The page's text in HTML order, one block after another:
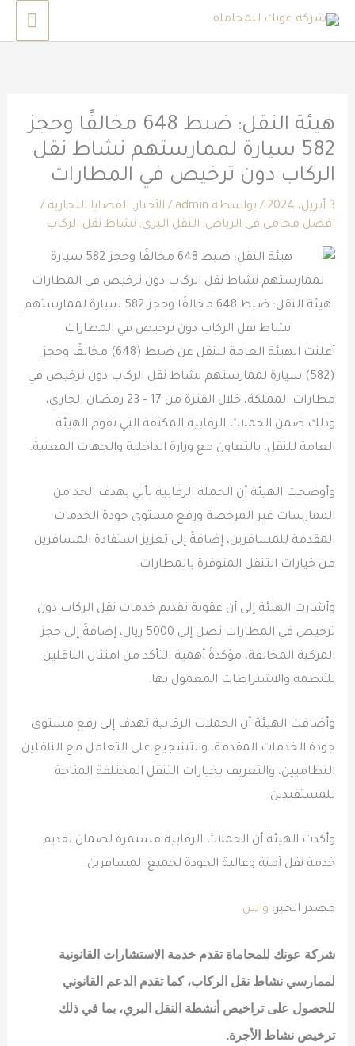
تخطي
هيئة النقل: ضبط 648 مخالفًا وحجز
582 سيارة لممارستهم نشاط نقل
الركاب دون ترخيص في المطارات
3 أبريل، 2024 / بواسطة admin
/ الأخبار, القضايا التجارية /
افضل محامي في الرياض, النقل البري, نشاط نقل الركاب
هيئة النقل: ضبط 648 مخالفًا وحجز 582 سيارة لممارستهم
نشاط نقل الركاب دون ترخيص في المطارات
أعلنت الهيئة العامة للنقل عن ضبط (648) مخالفًا وحجز
(582) سيارة لممارستهم نشاط نقل الركاب دون ترخيص في
مطارات المملكة، خلال الفترة من 17 – 23 رمضان الجاري،
وذلك ضمن الحملات الرقابية المكثفة التي تقوم الهيئة
العامة للنقل، بالتعاون مع وزارة الداخلية والجهات المعنية.
وأوضحت الهيئة أن الحملة الرقابية تأتي بهدف الحد من
الممارسات غير المرخصة ورفع مستوى جودة الخدمات
المقدمة للمسافرين، إضافةً إلى تعزيز استفادة المسافرين
من خيارات التنقل المتوفرة بالمطارات.
وأشارت الهيئة إلى أن عقوبة تقديم خدمات نقل الركاب دون
ترخيص في المطارات تصل إلى 5000 ريال، إضافةً إلى حجز
المركبة المخالفة، مؤكدةً أهمية التأكد من امتثال الناقلين
للأنظمة والاشتراطات المعمول بها.
وأضافت الهيئة أن الحملات الرقابية تهدف إلى رفع مستوى
جودة الخدمات المقدمة، والتشجيع على التعامل مع الناقلين
النظاميين، والتعريف بخيارات التنقل المختلفة المتاحة
للمستفيدين.
وأكدت الهيئة أن الحملات الرقابية مستمرة لضمان تقديم
خدمة نقل آمنة وعالية الجودة لجميع المسافرين.
مصدر الخبر: واس
شركة عونك للمحاماة تقدم خدمة الاستشارات القانونية
لممارسي نشاط نقل الركاب، كما تقدم الدعم القانوني
للحصول على تراخيص أنشطة النقل البري، بما في ذلك
ترخيص نشاط الأجرة.